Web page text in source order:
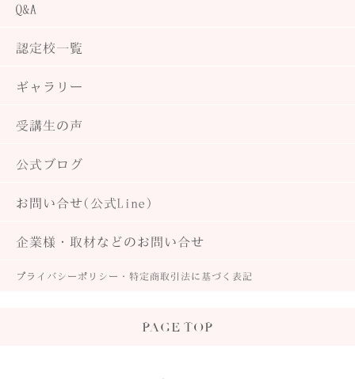
Q&A
認定校一覧
ギャラリー
受講生の声
公式ブログ
お問い合せ(公式Line)
企業様・取材などのお問い合せ
プライバシーポリシー・ 特定商取引法に基づく表記
PAGE TOP